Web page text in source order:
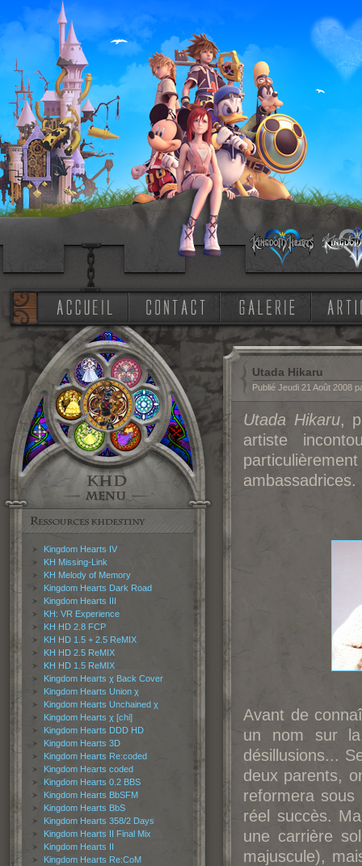
Kingdom Hearts IV
KH Missing-Link
KH Melody of Memory
Kingdom Hearts Dark Road
Kingdom Hearts III
KH: VR Experience
KH HD 2.8 FCP
KH HD 1.5 + 2.5 ReMIX
KH HD 2.5 ReMIX
KH HD 1.5 ReMIX
Kingdom Hearts χ Back Cover
Kingdom Hearts Union χ
Kingdom Hearts Unchained χ
Kingdom Hearts χ [chi]
Kingdom Hearts DDD HD
Kingdom Hearts 3D
Kingdom Hearts Re:coded
Kingdom Hearts coded
Kingdom Hearts 0.2 BBS
Kingdom Hearts BbSFM
Kingdom Hearts BbS
Kingdom Hearts 358/2 Days
Kingdom Hearts II Final Mix
Kingdom Hearts II
Kingdom Hearts Re:CoM
Utada Hikaru
Publié Jeudi 21 Août 2008
Utada Hikaru,
artiste
ambassadrices.
Avant de
un nom sur la
désillusions...
deux parents,
reformera
réel succès.
une carrière
majuscule),